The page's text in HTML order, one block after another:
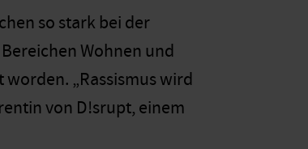
so stark bei der
Wohnen und
„Rassismus wird
von D!srupt, einem